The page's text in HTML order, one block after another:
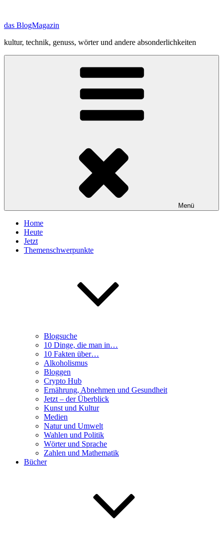
springen
das BlogMagazin
kultur, technik, genuss, wörter und andere absonderlichkeiten
Menü
Home
Heute
Jetzt
Themenschwerpunkte
Blogsuche
10 Dinge, die man in…
10 Fakten über…
Alkoholismus
Bloggen
Crypto Hub
Ernährung, Abnehmen und Gesundheit
Jetzt – der Überblick
Kunst und Kultur
Medien
Natur und Umwelt
Wahlen und Politik
Wörter und Sprache
Zahlen und Mathematik
Bücher